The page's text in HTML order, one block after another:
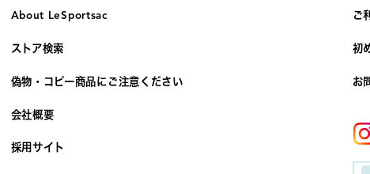
About LeSportsac
ストア検索
偽物・コピー商品にご注意ください
会社概要
採用サイト
ご
初
お